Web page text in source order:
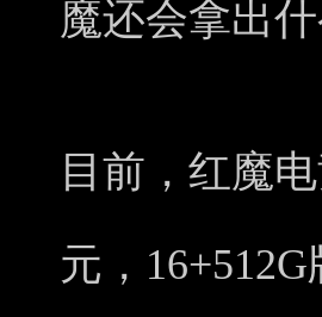
魔还会拿出
目前，红魔
元，